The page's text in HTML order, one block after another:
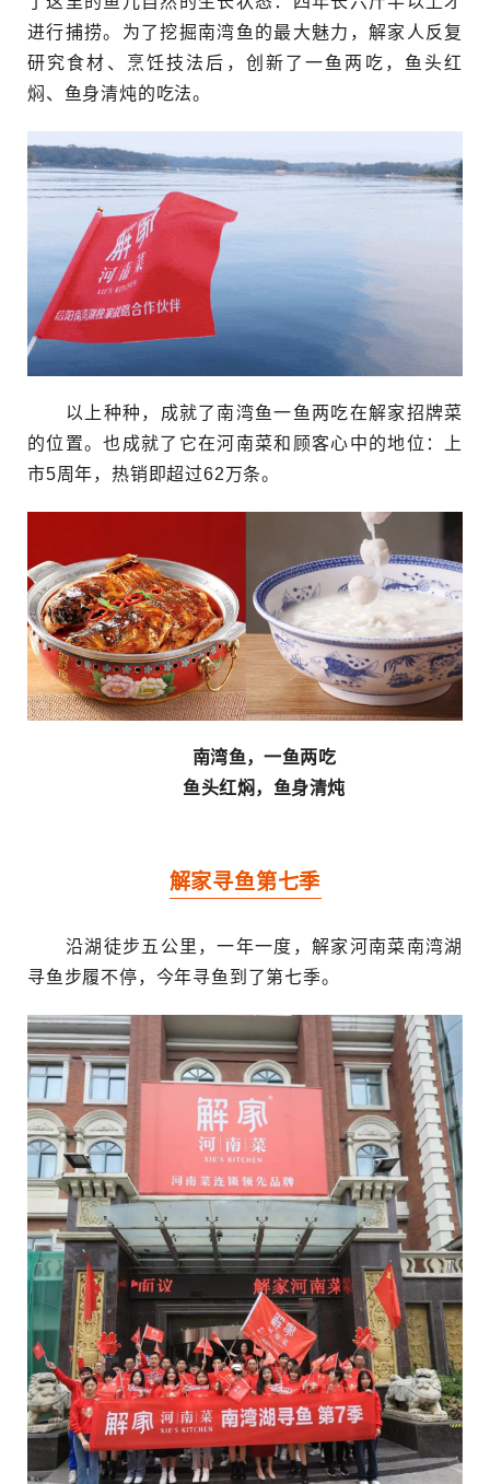
进行捕捞。为了挖掘南湾鱼的最大魅力，解家人反复
研究食材、烹饪技法后，创新了一鱼两吃，鱼头红
焖、鱼身清炖的吃法。
以上种种，成就了南湾鱼一鱼两吃在解家招牌菜
的位置。也成就了它在河南菜和顾客心中的地位：上
市5周年，热销即超过62万条。
南湾鱼，一鱼两吃
鱼头红焖，鱼身清炖
解家寻鱼第七季
沿湖徒步五公里，一年一度，解家河南菜南湾湖
寻鱼步履不停，今年寻鱼到了第七季。